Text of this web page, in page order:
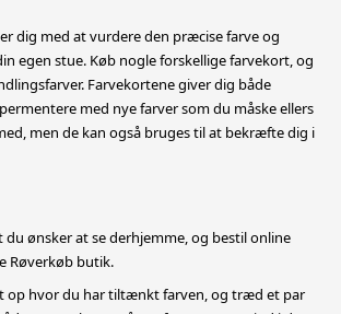
dig med at vurdere den præcise farve og
egen stue. Køb nogle forskellige farvekort, og
Farvekortene giver dig både
med nye farver som du måske ellers
men de kan også bruges til at bekræfte dig i
ønsker at se derhjemme, og bestil online
Røverkøb butik.
op hvor du har tiltænkt farven, og træd et par